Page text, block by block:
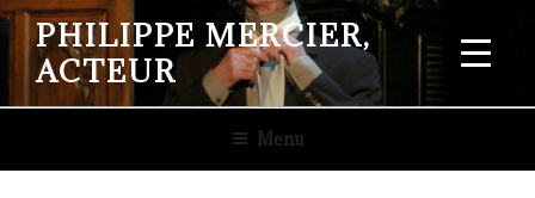
Aller
contenu
principal
PHILIPPE MERCIER,
ACTEUR
Menu